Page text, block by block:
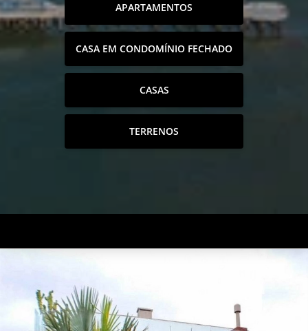
APARTAMENTOS
CASA EM CONDOMÍNIO FECHADO
CASAS
TERRENOS